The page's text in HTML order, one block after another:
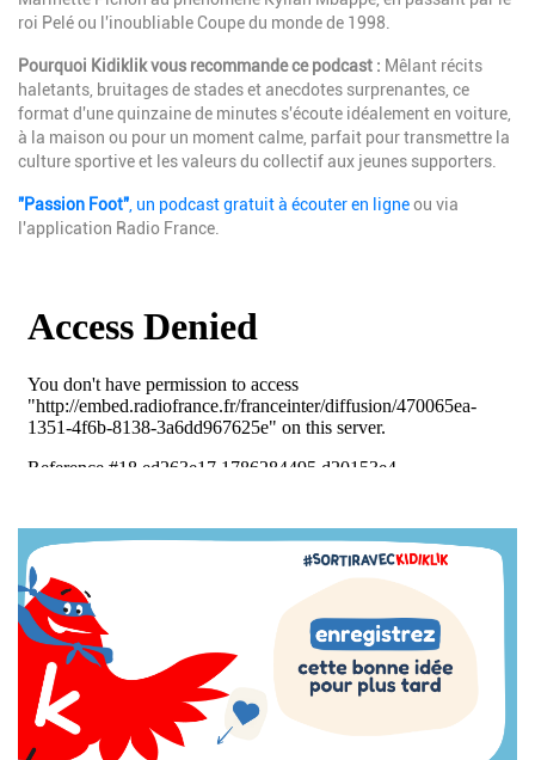
roi Pelé ou l'inoubliable Coupe du monde de 1998.
Pourquoi Kidiklik vous recommande ce podcast : Mêlant récits
haletants, bruitages de stades et anecdotes surprenantes, ce
format d'une quinzaine de minutes s'écoute idéalement en voiture,
à la maison ou pour un moment calme, parfait pour transmettre la
culture sportive et les valeurs du collectif aux jeunes supporters.
"Passion Foot" , un podcast gratuit à écouter en ligneou via
l'application Radio France.